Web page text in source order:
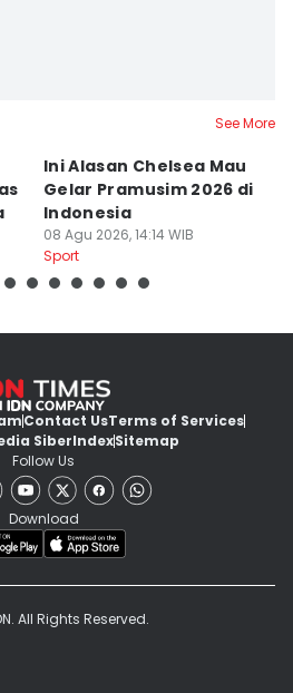
See More
Ini Alasan Chelsea Mau
Gelar Pramusim 2026 di
Indonesia
08 Agu 2026, 14:14 WIB
Sport
Contact UsTerms of Services
SiberIndexSitemap
Follow Us
Download
All Rights Reserved.